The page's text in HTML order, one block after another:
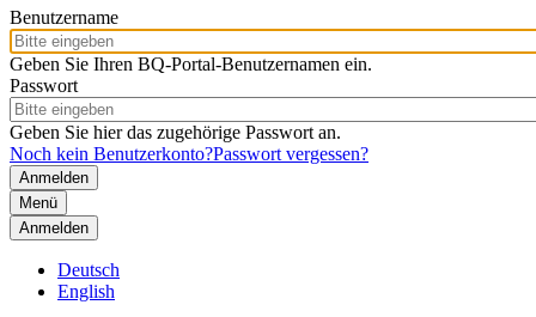
Benutzername
Geben Sie Ihren BQ-Portal-Benutzernamen ein.
Passwort
Geben Sie hier das zugehörige Passwort an.
Noch kein Benutzerkonto?Passwort vergessen?
Menü
Anmelden
Deutsch
English